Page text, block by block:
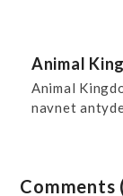
Animal
Animal
navnet
Comments